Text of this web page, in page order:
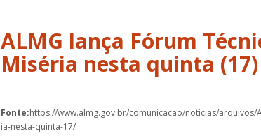
ALMG lança Fórum
Miséria nesta quinta (17)
Fonte:https://www.almg.gov.br/comunicacao/noticias/arquivos/
ia-nesta-quinta-17/